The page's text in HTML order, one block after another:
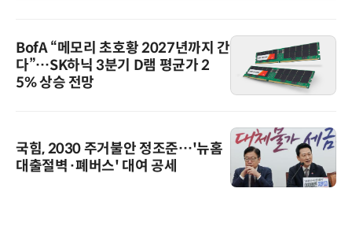
BofA “메모리 초호황 2027년까지 간
다”…SK하닉 3분기 D램 평균가 2
5% 상승 전망
국힘, 2030 주거불안 정조준…'뉴홈
대출절벽·폐버스' 대여 공세